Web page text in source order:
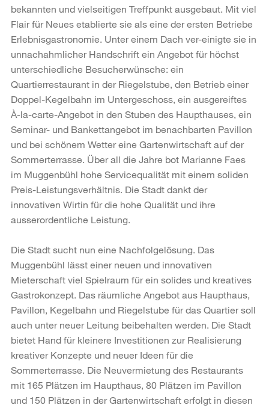
bekannten und vielseitigen Treffpunkt ausgebaut. Mit viel
Flair für Neues etablierte sie als eine der ersten Betriebe
Erlebnisgastronomie. Unter einem Dach ver-einigte sie in
unnachahmlicher Handschrift ein Angebot für höchst
unterschiedliche Besucherwünsche: ein
Quartierrestaurant in der Riegelstube, den Betrieb einer
Doppel-Kegelbahn im Untergeschoss, ein ausgereiftes
À-la-carte-Angebot in den Stuben des Haupthauses, ein
Seminar- und Bankettangebot im benachbarten Pavillon
und bei schönem Wetter eine Gartenwirtschaft auf der
Sommerterrasse. Über all die Jahre bot Marianne Faes
im Muggenbühl hohe Servicequalität mit einem soliden
Preis-Leistungsverhältnis. Die Stadt dankt der
innovativen Wirtin für die hohe Qualität und ihre
ausserordentliche Leistung.
Die Stadt sucht nun eine Nachfolgelösung. Das
Muggenbühl lässt einer neuen und innovativen
Mieterschaft viel Spielraum für ein solides und kreatives
Gastrokonzept. Das räumliche Angebot aus Haupthaus,
Pavillon, Kegelbahn und Riegelstube für das Quartier soll
auch unter neuer Leitung beibehalten werden. Die Stadt
bietet Hand für kleinere Investitionen zur Realisierung
kreativer Konzepte und neuer Ideen für die
Sommerterrasse. Die Neuvermietung des Restaurants
mit 165 Plätzen im Haupthaus, 80 Plätzen im Pavillon
und 150 Plätzen in der Gartenwirtschaft erfolgt in diesen